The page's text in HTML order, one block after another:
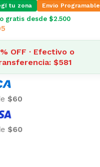
tu zona Envio Programable
gratis desde $2.500
OFF · Efectivo o
$581
$60
$60